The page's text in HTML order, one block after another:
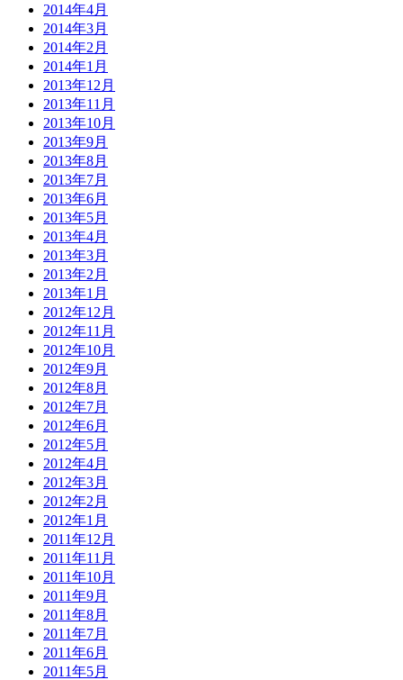
2014年4月
2014年3月
2014年2月
2014年1月
2013年12月
2013年11月
2013年10月
2013年9月
2013年8月
2013年7月
2013年6月
2013年5月
2013年4月
2013年3月
2013年2月
2013年1月
2012年12月
2012年11月
2012年10月
2012年9月
2012年8月
2012年7月
2012年6月
2012年5月
2012年4月
2012年3月
2012年2月
2012年1月
2011年12月
2011年11月
2011年10月
2011年9月
2011年8月
2011年7月
2011年6月
2011年5月